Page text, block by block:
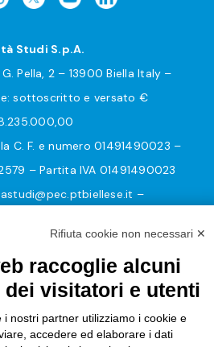
Studi S.p.A.
Pella, 2 – 13900 Biella Italy –
sottoscritto e versato €
C. F. e numero 01491490023 –
– Partita IVA 01491490023
–
– Privacy Policy
Modifica
Koodit
Rifiuta cookie non necessari ✕
raccoglie alcuni
visitatori e utenti
nostri partner utilizziamo i cookie e
accedere ed elaborare i dati